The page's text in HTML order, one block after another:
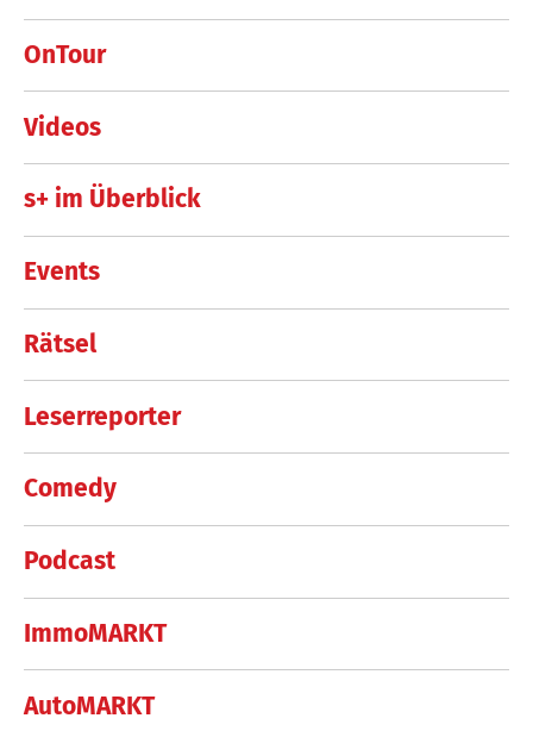
OnTour
Videos
s+ im Überblick
Events
Rätsel
Leserreporter
Comedy
Podcast
ImmoMARKT
AutoMARKT